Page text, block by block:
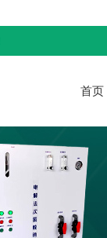
首页